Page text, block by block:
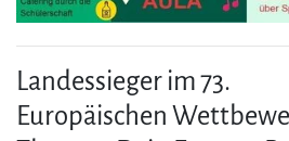
Landessieger im 73.
Europäischen